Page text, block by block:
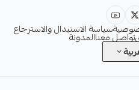
سياسة الاستبدال والاسترجاع
تواصل معناالمدونة